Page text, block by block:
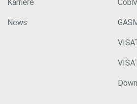
Karriere
News